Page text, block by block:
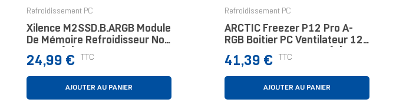
Refroidissement PC
Xilence M2SSD.B.ARGB Module
De Mémoire Refroidisseur Noir
Prix
24,99 € TTC
AJOUTER AU PANIER
Refroidissement PC
ARCTIC Freezer P12 Pro A-
RGB Boitier PC Ventilateur 12
Cm Noir, Blanc 3 Pièce(s)
Prix
41,39 € TTC
AJOUTER AU PANIER